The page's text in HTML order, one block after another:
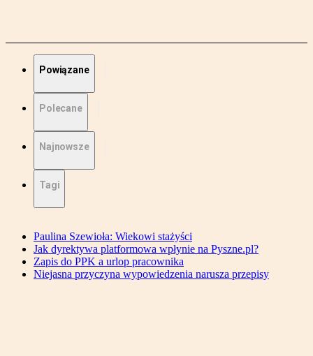
Powiązane
Polecane
Najnowsze
Tagi
Paulina Szewioła: Wiekowi stażyści
Jak dyrektywa platformowa wpłynie na Pyszne.pl?
Zapis do PPK a urlop pracownika
Niejasna przyczyna wypowiedzenia narusza przepisy